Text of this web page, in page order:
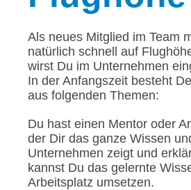
Als neues Mitglied im Team
natürlich schnell auf
wirst Du im Unternehmen
In der Anfangszeit besteht
aus folgenden Themen:
Du hast einen Mentor oder
der Dir das ganze Wissen
Unternehmen zeigt und
kannst Du das gelernte
Arbeitsplatz umsetzen.